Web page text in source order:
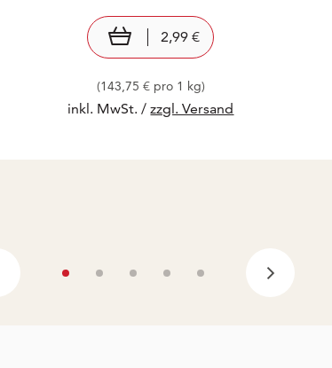
In den Warenkorb
2,99 €
(143,75 € pro 1 kg)
inkl. MwSt. /zzgl. Versand